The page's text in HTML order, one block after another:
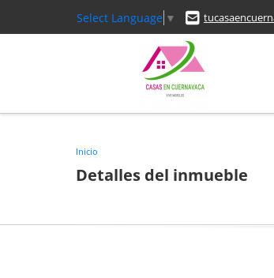
Select Language ▼
Inicio
Detalles del inmueble